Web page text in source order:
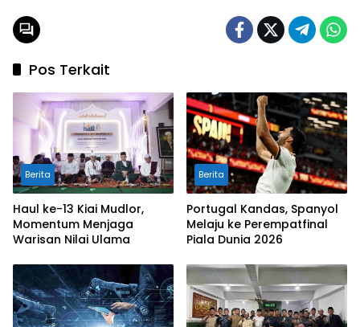
Pos Terkait
Berita
Haul ke-13 Kiai Mudlor,
Momentum Menjaga
Warisan Nilai Ulama
Berita
Portugal Kandas, Spanyol
Melaju ke Perempatfinal
Piala Dunia 2026